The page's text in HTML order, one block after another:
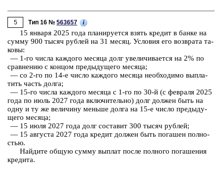
5 Тип 16 № 563657 i
15 ян­ва­ря 2025 года пла­ни­ру­ет­ся взять кре­дит в банке на
сумму 900 тысяч руб­лей на 31 месяц. Усло­вия его воз­вра­та та­
ко­вы:
— 1-го числа каж­до­го ме­ся­ца долг уве­ли­чи­ва­ет­ся на 2% по
срав­не­нию с кон­цом преды­ду­ще­го ме­ся­ца;
— со 2-го по 14-е число каж­до­го ме­ся­ца не­об­хо­ди­мо вы­пла­
тить часть долга;
— 15-го числа каж­до­го ме­ся­ца с 1-го по 30-й (с фев­ра­ля 2025
года по июль 2027 года вклю­чи­тель­но) долг дол­жен быть на
одну и ту же ве­ли­чи­ну мень­ше долга на 15-е число преды­ду­
ще­го ме­ся­ца;
— 15 июля 2027 года долг со­ста­вит 300 тысяч руб­лей;
— 15 ав­гу­ста 2027 года кре­дит дол­жен быть по­га­шен пол­но­
стью.
Най­ди­те общую сумму вы­плат после пол­но­го по­га­ше­ния
кре­ди­та.